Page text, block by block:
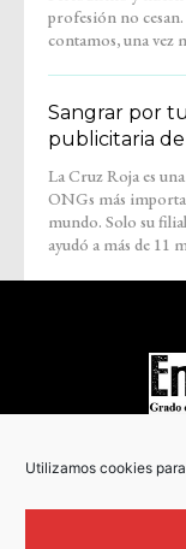
Utilizamos cookies
profesión no cesan.
contamos, una vez
Sangrar por
publicitaria
La Cruz Roja es una
ONGs más
mundo. Solo su
ayudó a más de 11
personas en el
en 2023 tuvo
cumplir sus